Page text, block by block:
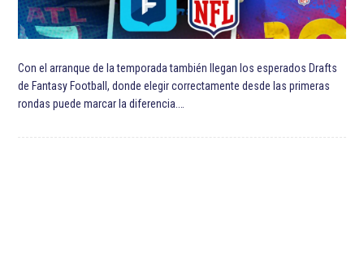
Con el arranque de la temporada también llegan los esperados Drafts
de Fantasy Football, donde elegir correctamente desde las primeras
rondas puede marcar la diferencia.…